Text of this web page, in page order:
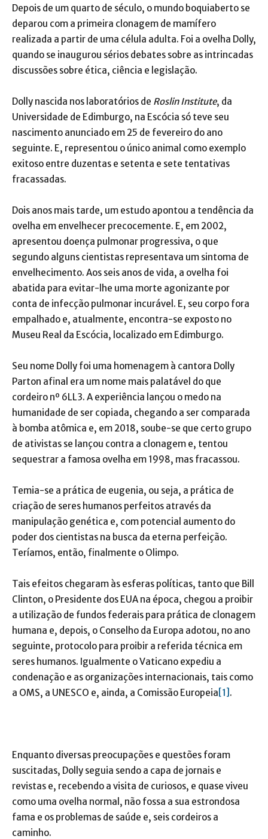
Depois de um quarto de século, o mundo boquiaberto se
deparou com a primeira clonagem de mamífero
realizada a partir de uma célula adulta. Foi a ovelha Dolly,
quando se inaugurou sérios debates sobre as intrincadas
discussões sobre ética, ciência e legislação.
Dolly nascida nos laboratórios de Roslin Institute, da
Universidade de Edimburgo, na Escócia só teve seu
nascimento anunciado em 25 de fevereiro do ano
seguinte. E, representou o único animal como exemplo
exitoso entre duzentas e setenta e sete tentativas
fracassadas.
Dois anos mais tarde, um estudo apontou a tendência da
ovelha em envelhecer precocemente. E, em 2002,
apresentou doença pulmonar progressiva, o que
segundo alguns cientistas representava um sintoma de
envelhecimento. Aos seis anos de vida, a ovelha foi
abatida para evitar-lhe uma morte agonizante por
conta de infecção pulmonar incurável. E, seu corpo fora
empalhado e, atualmente, encontra-se exposto no
Museu Real da Escócia, localizado em Edimburgo.
Seu nome Dolly foi uma homenagem à cantora Dolly
Parton afinal era um nome mais palatável do que
cordeiro nº 6LL3. A experiência lançou o medo na
humanidade de ser copiada, chegando a ser comparada
à bomba atômica e, em 2018, soube-se que certo grupo
de ativistas se lançou contra a clonagem e, tentou
sequestrar a famosa ovelha em 1998, mas fracassou.
Temia-se a prática de eugenia, ou seja, a prática de
criação de seres humanos perfeitos através da
manipulação genética e, com potencial aumento do
poder dos cientistas na busca da eterna perfeição.
Teríamos, então, finalmente o Olimpo.
Tais efeitos chegaram às esferas políticas, tanto que Bill
Clinton, o Presidente dos EUA na época, chegou a proibir
a utilização de fundos federais para prática de clonagem
humana e, depois, o Conselho da Europa adotou, no ano
seguinte, protocolo para proibir a referida técnica em
seres humanos. Igualmente o Vaticano expediu a
condenação e as organizações internacionais, tais como
a OMS, a UNESCO e, ainda, a Comissão Europeia [1] .
Enquanto diversas preocupações e questões foram
suscitadas, Dolly seguia sendo a capa de jornais e
revistas e, recebendo a visita de curiosos, e quase viveu
como uma ovelha normal, não fossa a sua estrondosa
fama e os problemas de saúde e, seis cordeiros a
caminho.